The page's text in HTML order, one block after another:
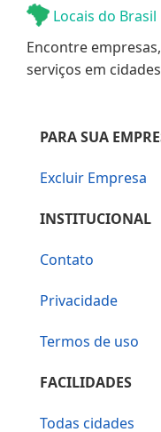
Locais do Brasil
Encontre
serviços em
PARA SUA
Excluir Empresa
INSTITUCIONAL
Contato
Privacidade
Termos de uso
FACILIDADES
Todas cidades